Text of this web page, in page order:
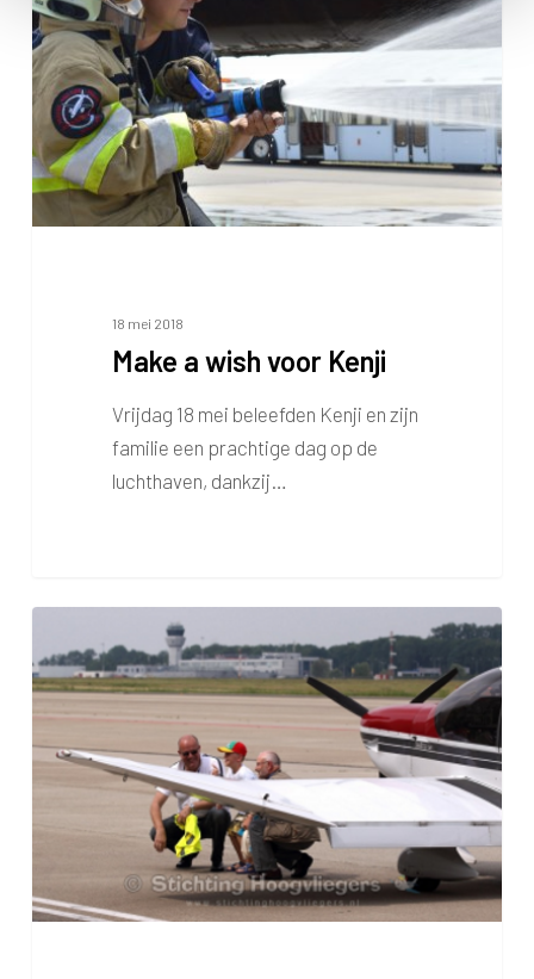
voor
Kenji
18 mei 2018
Make a wish voor Kenji
Vrijdag 18 mei beleefden Kenji en zijn
familie een prachtige dag op de
luchthaven, dankzij…
de
wolken